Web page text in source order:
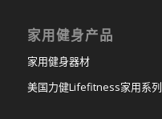
家用健身产品
家用健身器材
美国力健Lifefitness家用系列